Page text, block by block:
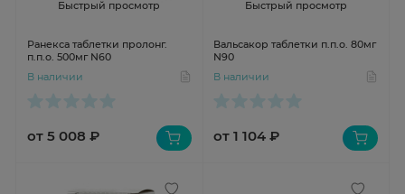
Быстрый просмотр
Ранекса таблетки пролонг.
п.п.о. 500мг N60
В наличии
от 5 008 ₽
Быстрый просмотр
Вальсакор таблетки п.п.о. 80мг
N90
В наличии
от 1 104 ₽